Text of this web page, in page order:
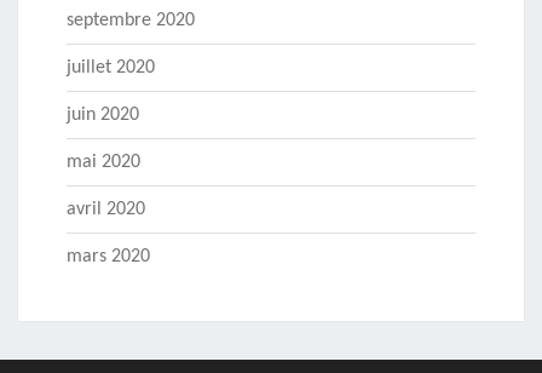
septembre 2020
juillet 2020
juin 2020
mai 2020
avril 2020
mars 2020